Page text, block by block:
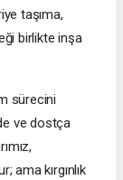
taşıma,
birlikte inşa
sürecini
ve dostça
ama kırgınlık